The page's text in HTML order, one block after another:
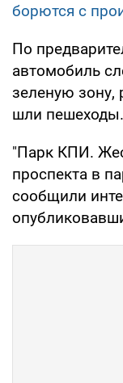
борются с
По
автомобиль
зеленую зону,
шли пешеходы.
"Парк КПИ.
проспекта в
сообщили